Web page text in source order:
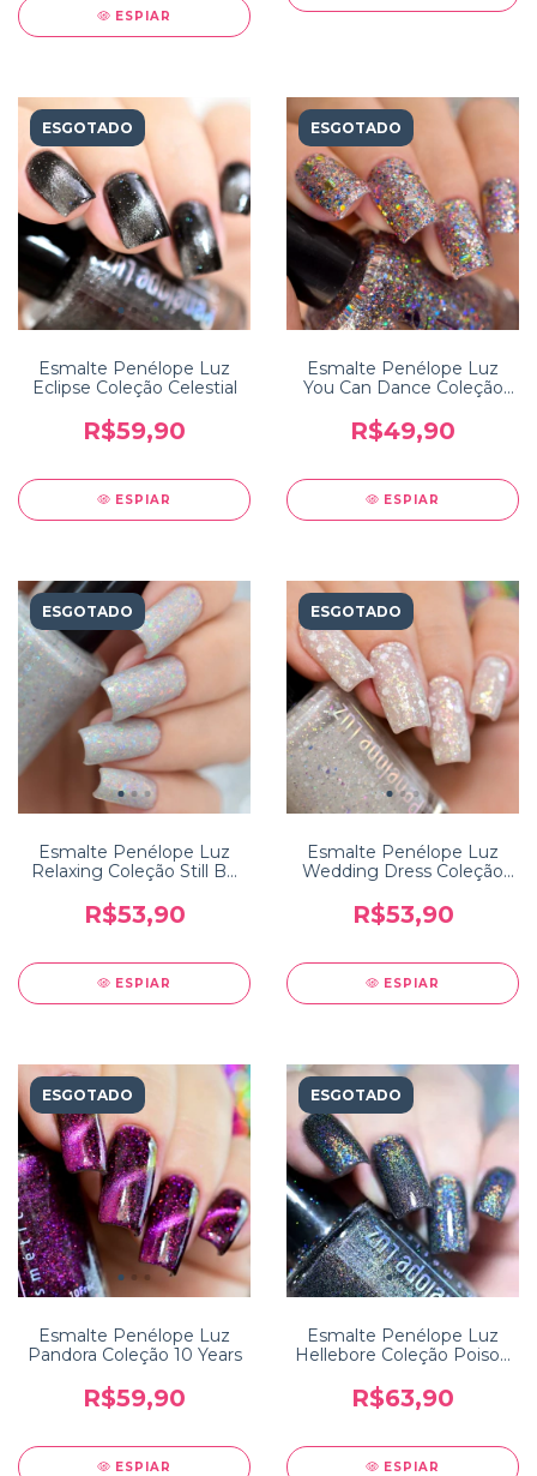
ESPIAR
ESGOTADO
Esmalte Penélope Luz
Eclipse Coleção Celestial
R$59,90
ESPIAR
ESGOTADO
Esmalte Penélope Luz
You Can Dance Coleção
R$49,90
ESPIAR
ESGOTADO
Esmalte Penélope Luz
Relaxing Coleção Still Be
R$53,90
ESPIAR
ESGOTADO
Esmalte Penélope Luz
Wedding Dress Coleção
R$53,90
ESPIAR
ESGOTADO
Esmalte Penélope Luz
Pandora Coleção 10 Years
R$59,90
ESPIAR
ESGOTADO
Esmalte Penélope Luz
Hellebore Coleção Poison
R$63,90
ESPIAR